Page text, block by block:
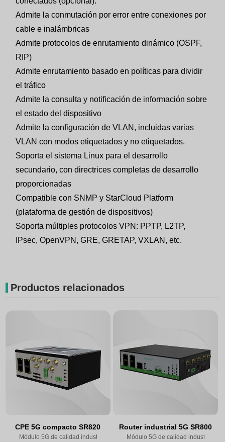
Admite la conmutación por error entre conexiones por
cable e inalámbricas
Admite protocolos de enrutamiento dinámico (OSPF,
RIP)
Admite enrutamiento basado en políticas para dividir
el tráfico
Admite la consulta y notificación de información sobre
el estado del dispositivo
Admite la configuración de VLAN, incluidas varias
VLAN con modos etiquetados y no etiquetados.
Soporta el sistema Linux para el desarrollo
secundario, con directrices completas de desarrollo
proporcionadas
Compatible con SNMP y StarCloud Platform
(plataforma de gestión de dispositivos)
Soporta múltiples protocolos VPN: PPTP, L2TP,
IPsec, OpenVPN, GRE, GRETAP, VXLAN, etc.
Productos relacionados
CPE 5G compacto SR820
Módulo 5G de calidad industrial
Router industrial 5G SR800
Módulo 5G de calidad industrial